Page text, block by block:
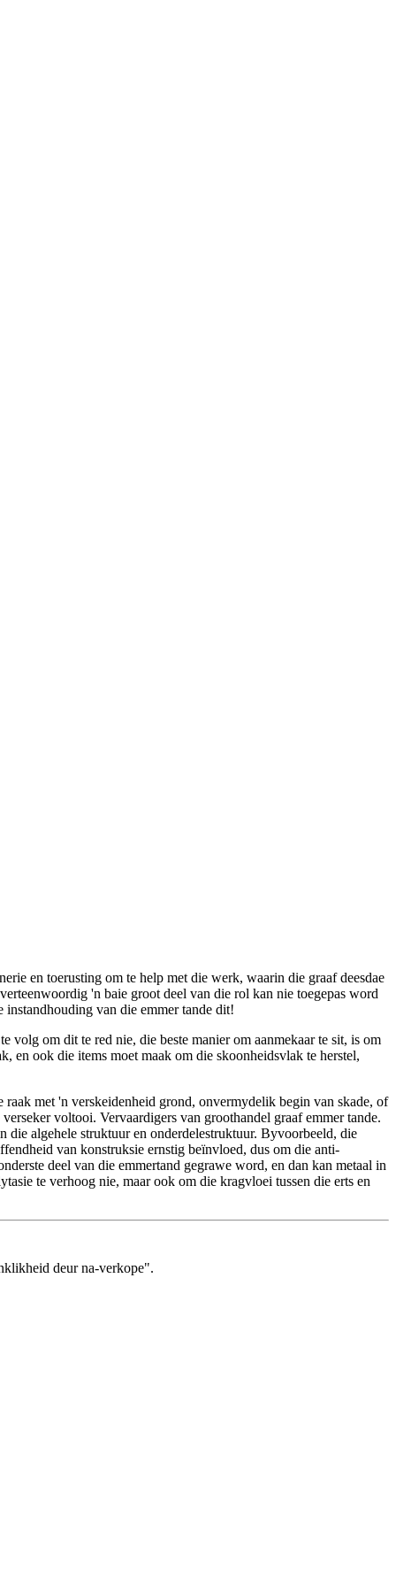
en toerusting om te help met die werk, waarin die graaf deesdae
'n baie groot deel van die rol kan nie toegepas word
van die emmer tande dit!
om dit te red nie, die beste manier om aanmekaar te sit, is om
en ook die items moet maak om die skoonheidsvlak te herstel,
met 'n verskeidenheid grond, onvermydelik begin van skade, of
voltooi. Vervaardigers van groothandel graaf emmer tande.
die algehele struktuur en onderdelestruktuur. Byvoorbeeld, die
van konstruksie ernstig beïnvloed, dus om die anti-
deel van die emmertand gegrawe word, en dan kan metaal in
te verhoog nie, maar ook om die kragvloei tussen die erts en
deur na-verkope".